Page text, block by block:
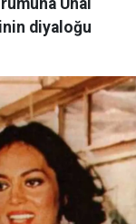
Ünal
diyaloğu